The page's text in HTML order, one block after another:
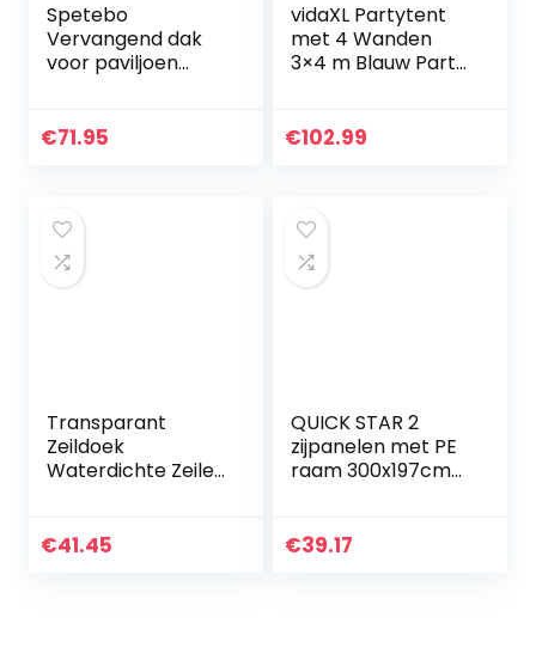
Spetebo
Vervangend dak
voor paviljoen
paviljoendak
€71.95
vidaXL Partytent
met 4 Wanden
3×4 m Blauw Party
€102.99
Transparant
Zeildoek
Waterdichte Zeilen
Opvouwbaar met
€41.45
QUICK STAR 2
zijpanelen met PE
raam 300x197cm
zijwand antraciet
€39.17